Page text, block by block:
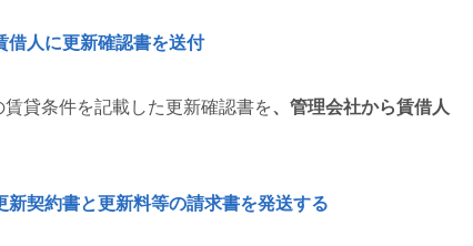
借人に更新確認書を送付
貸条件を記載した更新確認書を、管理会社から賃借人
新契約書と更新料等の請求書を発送する